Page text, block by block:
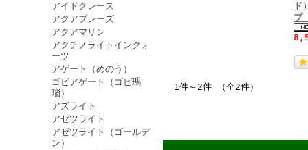
アイドクレース
アクアプレーズ
アクアマリン
アクチノライトインクォ
ーツ
アゲート（めのう）
ゴビアゲート（ゴビ瑪
瑙）
アズライト
アゼツライト
アゼツライト（ゴールデ
ン）
ド
プ
1件～2件 （全2件）